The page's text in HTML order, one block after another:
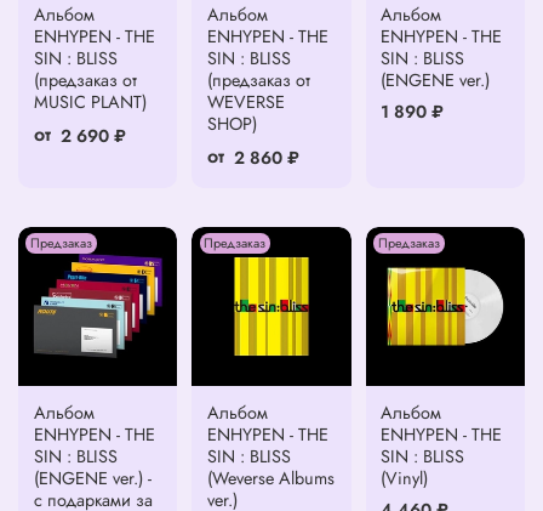
Альбом
ENHYPEN - THE
SIN : BLISS
(предзаказ от
MUSIC PLANT)
от 2 690 ₽
Альбом
ENHYPEN - THE
SIN : BLISS
(предзаказ от
WEVERSE
SHOP)
от 2 860 ₽
Альбом
ENHYPEN - THE
SIN : BLISS
(ENGENE ver.)
1 890 ₽
Предзаказ
Альбом
ENHYPEN - THE
SIN : BLISS
(ENGENE ver.) -
с подарками за
Предзаказ
Альбом
ENHYPEN - THE
SIN : BLISS
(Weverse Albums
ver.)
Предзаказ
Альбом
ENHYPEN - THE
SIN : BLISS
(Vinyl)